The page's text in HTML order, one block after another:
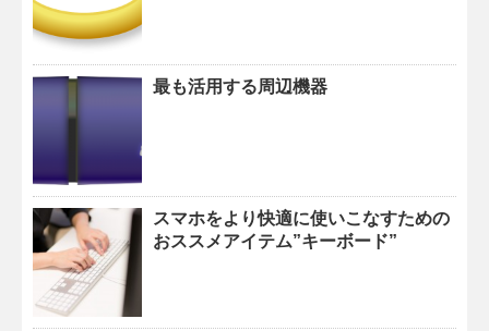
最も活用する周辺機器
スマホをより快適に使いこなすための
おススメアイテム”キーボード”